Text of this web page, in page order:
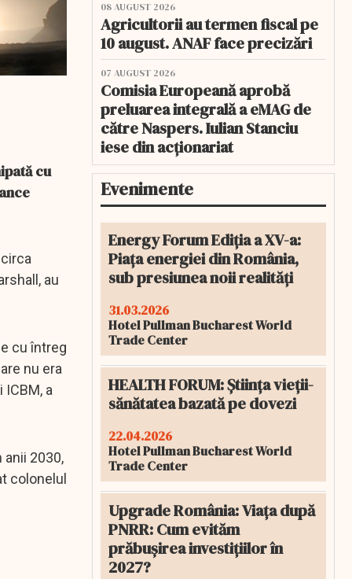
cu
au
cu întreg
nu era
a
2030,
colonelul
08 AUGUST 2026
Agricultorii au termen fiscal pe
10 august. ANAF face precizări
07 AUGUST 2026
Comisia Europeană aprobă
preluarea integrală a eMAG de
către Naspers. Iulian Stanciu
iese din acționariat
Evenimente
Energy Forum Ediția a XV-a:
Piața energiei din România,
sub presiunea noii realități
31.03.2026
Hotel Pullman Bucharest World
Trade Center
HEALTH FORUM: Știința vieții-
sănătatea bazată pe dovezi
22.04.2026
Hotel Pullman Bucharest World
Trade Center
Upgrade România: Viața după
PNRR: Cum evităm
prăbușirea investițiilor în
2027?